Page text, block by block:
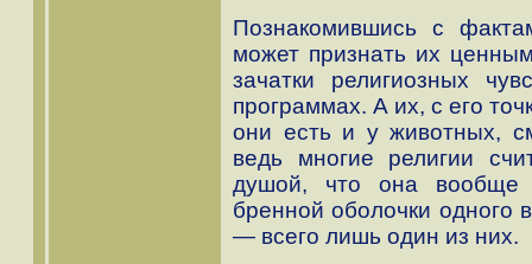
Познакомившись с
может признать их
зачатки религиозных
программах. А их, с его
они есть и у животных,
ведь многие религии
душой, что она вообще
бренной оболочки одного
— всего лишь один из них.